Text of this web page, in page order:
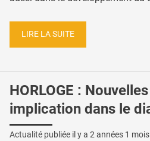
LIRE LA SUITE
HORLOGE :
implication dans le
Actualité publiée il y a 2 années 1 mois